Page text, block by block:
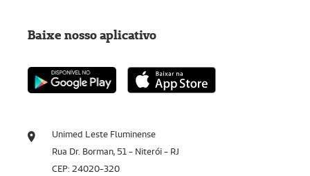
Unimed Leste Fluminense
Rua Dr. Borman, 51 - Niterói - RJ
CEP: 24020-320
Baixe nosso aplicativo